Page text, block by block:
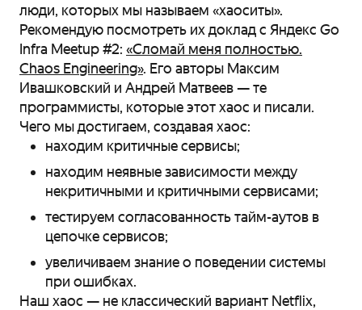
люди, которых мы называем «хаоситы».
Рекомендую посмотреть их доклад с Яндекс Go
Infra Meetup #2: «Сломай меня полностью.
Chaos Engineering». Его авторы Максим
Ивашковский и Андрей Матвеев — те
программисты, которые этот хаос и писали.
Чего мы достигаем, создавая хаос:
находим критичные сервисы;
находим неявные зависимости между
некритичными и критичными сервисами;
тестируем согласованность тайм-аутов в
цепочке сервисов;
увеличиваем знание о поведении системы
при ошибках.
Наш хаос — не классический вариант Netflix,